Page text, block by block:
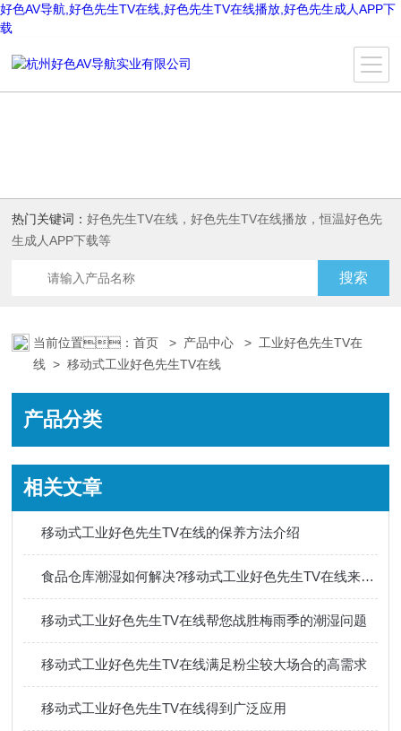
好色AV导航,好色先生TV在线,好色先生TV在线播放,好色先生成人APP下
载
热门关键词：好色先生TV在线，好色先生TV在线播放，恒温好色先
生成人APP下载等
当前位置：首页 > 产品中心 > 工业好色先生TV在
线 >移动式工业好色先生TV在线
产品分类
相关文章
移动式工业好色先生TV在线的保养方法介绍
食品仓库潮湿如何解决?移动式工业好色先生TV在线来助力
移动式工业好色先生TV在线帮您战胜梅雨季的潮湿问题
移动式工业好色先生TV在线满足粉尘较大场合的高需求
移动式工业好色先生TV在线得到广泛应用